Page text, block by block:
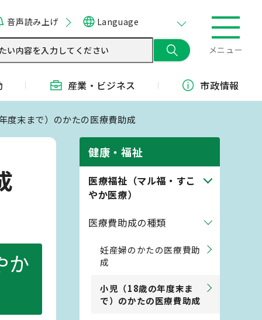
音声読み上げ Language
メニュー
産業・ ビジネス 市政情報
度末まで）のかたの医療費助成
か
健康・福祉
医療福祉（マル福・すこ
やか医療）
医療費助成の種類
妊産婦のかたの医療費助
成
小児（18歳の年度末ま
で）のかたの医療費助成